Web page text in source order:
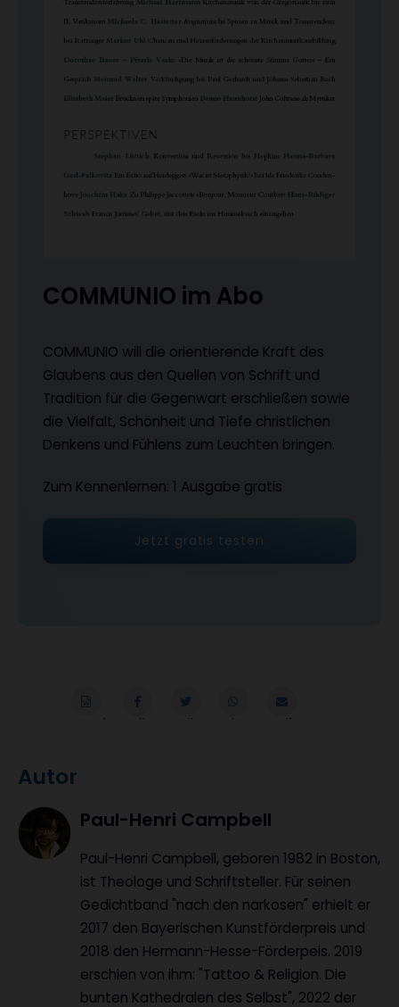
COMMUNIO im Abo
COMMUNIO will die orientierende Kraft des
Glaubens aus den Quellen von Schrift und
Tradition für die Gegenwart erschließen sowie
die Vielfalt, Schönheit und Tiefe christlichen
Denkens und Fühlens zum Leuchten bringen.
Zum Kennenlernen: 1 Ausgabe gratis
Jetzt gratis testen
Word Teilen Teilen WhatsappMailen
Überschrift
Artikel-
Infos
Autor
Paul-Henri Campbell
Paul-Henri Campbell, geboren 1982 in Boston,
ist Theologe und Schriftsteller. Für seinen
Gedichtband "nach den narkosen" erhielt er
2017 den Bayerischen Kunstförderpreis und
2018 den Hermann-Hesse-Förderpeis. 2019
erschien von ihm: "Tattoo & Religion. Die
bunten Kathedralen des Selbst", 2022 der